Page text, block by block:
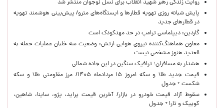
روایت زندگی رهبر شهید انقلاب برای نسل نوجوان منتشر شد
پایش شبانه روزی تهویه قطارها و ایستگاه‌های مترو/ پیش‌بینی هوشمند تهویه
در قطارهای جدید
گاردین: دیپلماسی ترامپ در حد مهدکودک است
معاون هماهنگ‌کننده نیروی هوایی ارتش: وضعیت سه خلبان عملیات حمله به
العدید هنوز مشخص نیست
هشدار به مسافران؛ ترافیک سنگین در این جاده شمالی
قیمت جدید طلا و سکه امروز ۱۵ مردادماه ۱۴۰۵/ مرز مقاومتی طلا و سکه
شکست + جدول
سقوط آزاد قیمت خودرو در بازار/ آخرین قیمت پراید، پژو، ساینا، شاهین،
کوییک و تارا + جدول